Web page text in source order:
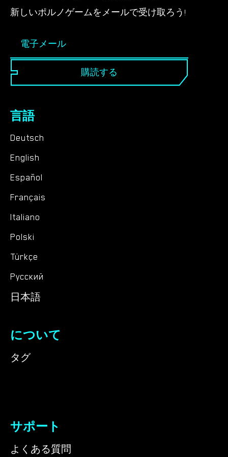
新しいポルノゲームをメールで受け取ろう!
購読する
言語
Deutsch
English
Español
Français
Italiano
Polski
Türkçe
Русский
日本語
について
タグ
サポート
よくある質問